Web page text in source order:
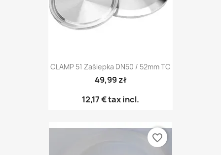
CLAMP 51 Zaślepka DN50 / 52mm TC
49,99 zł
12,17 €tax incl.
favorite_border